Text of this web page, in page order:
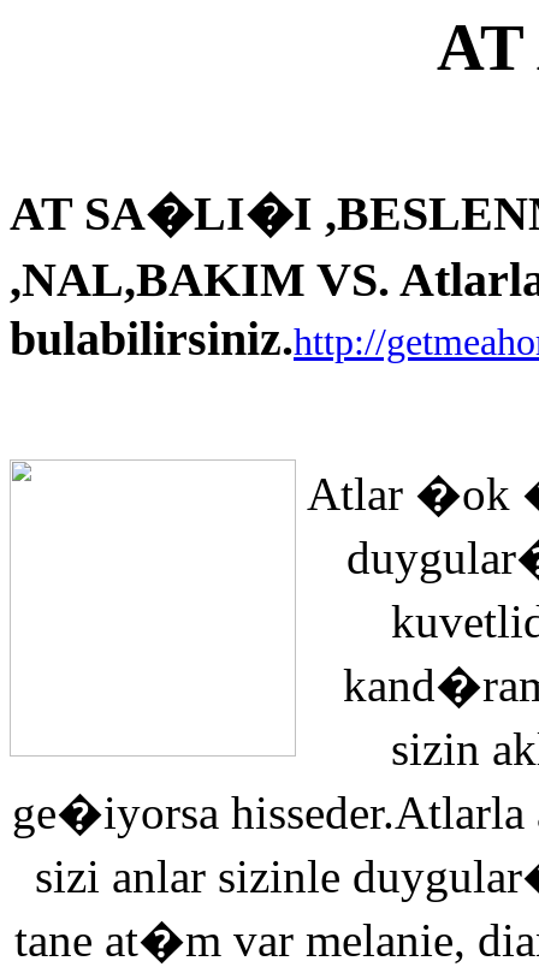
AT SA�LI�I
,NAL,BAKIM VS.
bulabilirsiniz.http://
Atlar �ok
sizin
ge�iyorsa
sizi anlar sizinle
tane at�m var melanie,